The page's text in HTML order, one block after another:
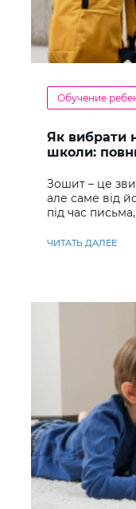
Обучение
Як вибрати
школи:
Зошит – це
але саме від
під час письма,
ЧИТАТЬ ДАЛЕЕ